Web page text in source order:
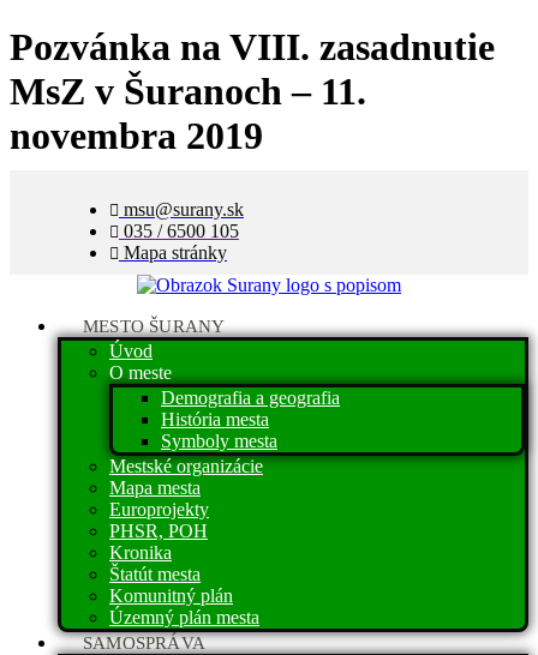
Pozvánka na VIII. zasadnutie
MsZ v Šuranoch – 11.
novembra 2019
msu@surany.sk
035 / 6500 105
Mapa stránky
MESTO ŠURANY
Úvod
O meste
Demografia a geografia
História mesta
Symboly mesta
Mestské organizácie
Mapa mesta
Europrojekty
PHSR, POH
Kronika
Štatút mesta
Komunitný plán
Územný plán mesta
SAMOSPRÁVA